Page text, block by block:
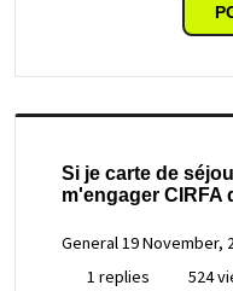
Si je carte de
m'engager CIRFA
General19 November,
1 replies
524